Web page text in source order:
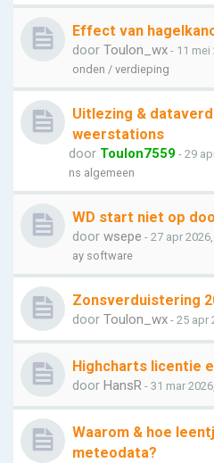
Effect van
door Toulon_wx - 11 mei
onden / verdieping
Uitlezing &
weerstations
door Toulon7559 - 29
ns algemeen
WD start niet op
door wsepe - 27 apr
ay software
Zonsverduistering
door Toulon_wx - 25 apr
Highcharts licentie
door HansR - 31 mar
Waarom & hoe
meteodata?